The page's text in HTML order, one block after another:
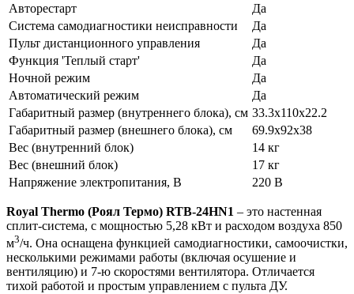
Авторестарт
Да
Система самодиагностики неисправности
Да
Пульт дистанционного управления
Да
Функция 'Теплый старт'
Да
Ночной режим
Да
Автоматический режим
Да
Габаритный размер (внутреннего блока), см 33.3x110x22.2
Габаритный размер (внешнего блока), см
69.9x92x38
Вес (внутренний блок)
14 кг
Вес (внешний блок)
17 кг
Напряжение электропитания, В
220 В
Royal Thermo (Роял Термо) RTB-24HN1 – это настенная
сплит-система, с мощностью 5,28 кВт и расходом воздуха 850
м3/ч. Она оснащена функцией самодиагностики, самоочистки,
несколькими режимами работы (включая осушение и
вентиляцию) и 7-ю скоростями вентилятора. Отличается
тихой работой и простым управлением с пульта ДУ.